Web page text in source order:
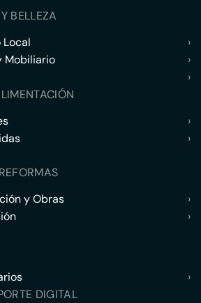
BELLEZA
›
Mobiliario
›
›
›
›
y Obras
›
›
›
DIGITAL